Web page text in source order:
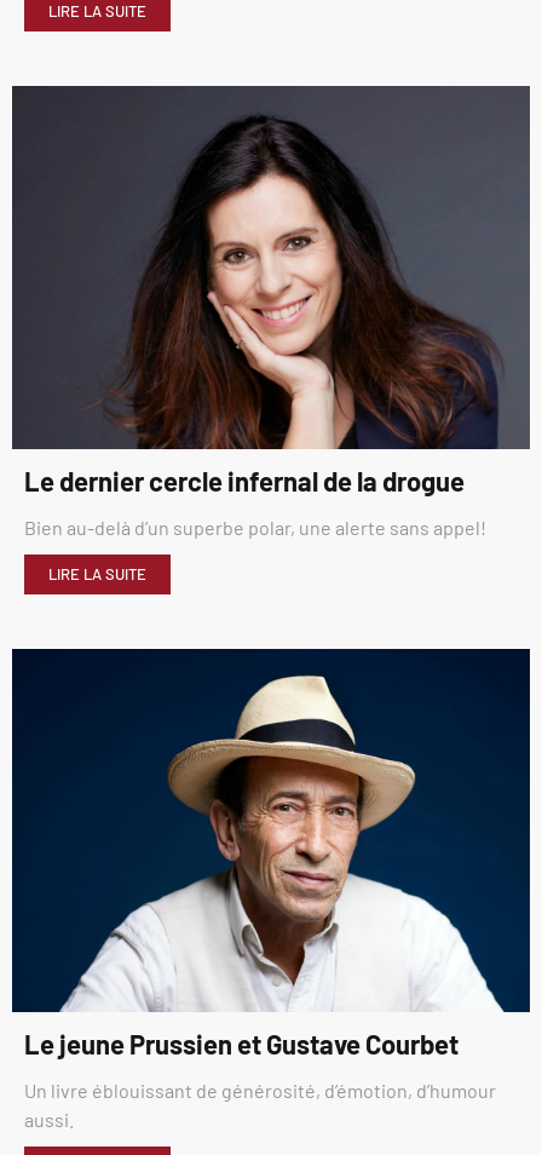
LIRE LA SUITE
Le dernier cercle infernal de la drogue
Bien au-delà d’un superbe polar, une alerte sans appel!
LIRE LA SUITE
Le jeune Prussien et Gustave Courbet
Un livre éblouissant de générosité, d’émotion, d’humour
aussi.